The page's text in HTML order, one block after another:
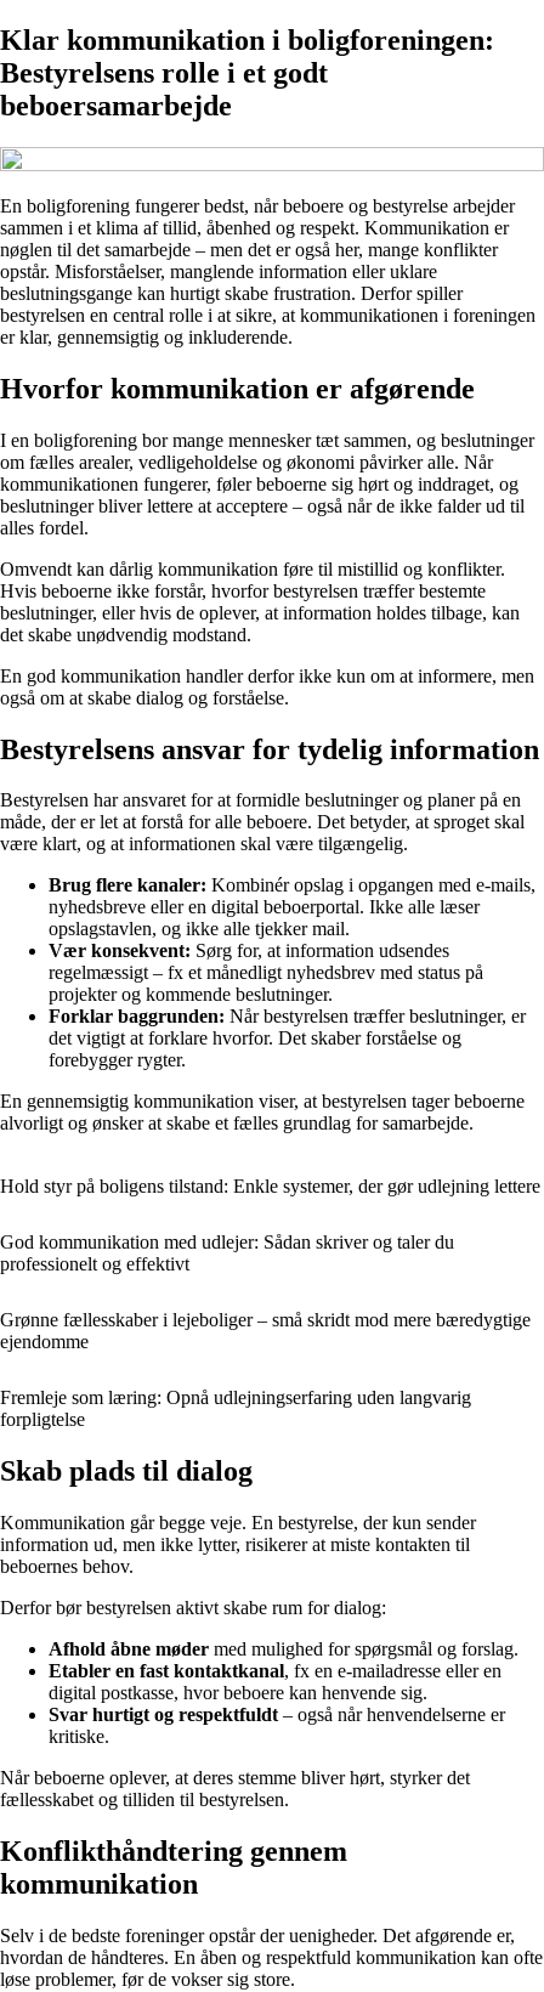
Klar kommunikation i boligforeningen:
Bestyrelsens rolle i et godt
beboersamarbejde
En boligforening fungerer bedst, når beboere og bestyrelse arbejder
sammen i et klima af tillid, åbenhed og respekt. Kommunikation er
nøglen til det samarbejde – men det er også her, mange konflikter
opstår. Misforståelser, manglende information eller uklare
beslutningsgange kan hurtigt skabe frustration. Derfor spiller
bestyrelsen en central rolle i at sikre, at kommunikationen i foreningen
er klar, gennemsigtig og inkluderende.
Hvorfor kommunikation er afgørende
I en boligforening bor mange mennesker tæt sammen, og beslutninger
om fælles arealer, vedligeholdelse og økonomi påvirker alle. Når
kommunikationen fungerer, føler beboerne sig hørt og inddraget, og
beslutninger bliver lettere at acceptere – også når de ikke falder ud til
alles fordel.
Omvendt kan dårlig kommunikation føre til mistillid og konflikter.
Hvis beboerne ikke forstår, hvorfor bestyrelsen træffer bestemte
beslutninger, eller hvis de oplever, at information holdes tilbage, kan
det skabe unødvendig modstand.
En god kommunikation handler derfor ikke kun om at informere, men
også om at skabe dialog og forståelse.
Bestyrelsens ansvar for tydelig information
Bestyrelsen har ansvaret for at formidle beslutninger og planer på en
måde, der er let at forstå for alle beboere. Det betyder, at sproget skal
være klart, og at informationen skal være tilgængelig.
Brug flere kanaler: Kombinér opslag i opgangen med e-mails,
nyhedsbreve eller en digital beboerportal. Ikke alle læser
opslagstavlen, og ikke alle tjekker mail.
Vær konsekvent: Sørg for, at information udsendes
regelmæssigt – fx et månedligt nyhedsbrev med status på
projekter og kommende beslutninger.
Forklar baggrunden: Når bestyrelsen træffer beslutninger, er
det vigtigt at forklare hvorfor. Det skaber forståelse og
forebygger rygter.
En gennemsigtig kommunikation viser, at bestyrelsen tager beboerne
alvorligt og ønsker at skabe et fælles grundlag for samarbejde.
Hold styr på boligens tilstand: Enkle systemer, der gør udlejning lettere
God kommunikation med udlejer: Sådan skriver og taler du
professionelt og effektivt
Grønne fællesskaber i lejeboliger – små skridt mod mere bæredygtige
ejendomme
Fremleje som læring: Opnå udlejningserfaring uden langvarig
forpligtelse
Skab plads til dialog
Kommunikation går begge veje. En bestyrelse, der kun sender
information ud, men ikke lytter, risikerer at miste kontakten til
beboernes behov.
Derfor bør bestyrelsen aktivt skabe rum for dialog:
Afhold åbne møder med mulighed for spørgsmål og forslag.
Etabler en fast kontaktkanal, fx en e-mailadresse eller en
digital postkasse, hvor beboere kan henvende sig.
Svar hurtigt og respektfuldt – også når henvendelserne er
kritiske.
Når beboerne oplever, at deres stemme bliver hørt, styrker det
fællesskabet og tilliden til bestyrelsen.
Konflikthåndtering gennem
kommunikation
Selv i de bedste foreninger opstår der uenigheder. Det afgørende er,
hvordan de håndteres. En åben og respektfuld kommunikation kan ofte
løse problemer, før de vokser sig store.